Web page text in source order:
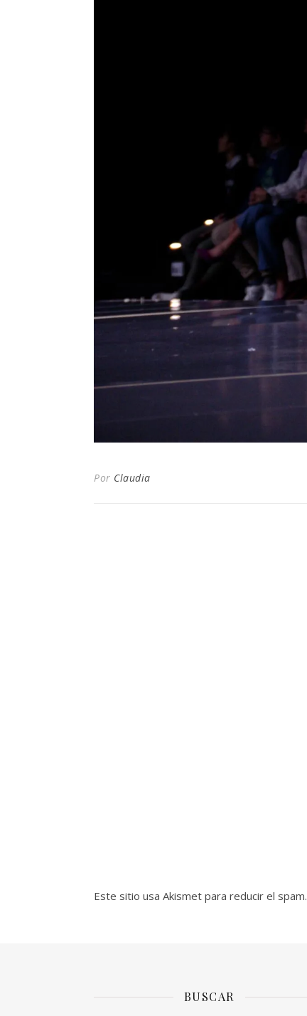
Por Claudia
Este sitio usa Akismet para reducir el spam.
BUSCAR